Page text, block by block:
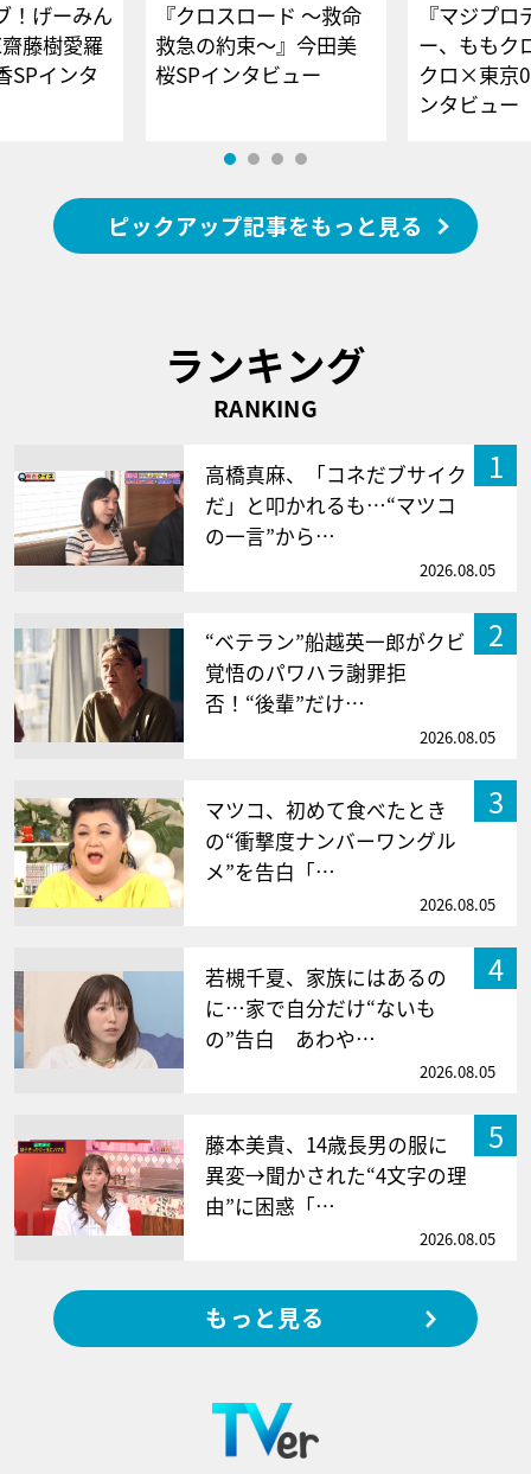
！げーみん
藤樹愛羅
SPインタ
『クロスロード ～救命
救急の約束～』今田美
桜SPインタビュー
『マジプロ
ー、ももク
クロ×東京
ンタビュー
ピックアップ記事をもっと見る
ランキング
RANKING
1
高橋真麻、「コネだブサイク
だ」と叩かれるも…“マツコ
の一言”から…
2026.08.05
2
“ベテラン”船越英一郎がクビ
覚悟のパワハラ謝罪拒
否！“後輩”だけ…
2026.08.05
3
マツコ、初めて食べたとき
の“衝撃度ナンバーワングル
メ”を告白「…
2026.08.05
4
若槻千夏、家族にはあるの
に…家で自分だけ“ないも
の”告白 あわや…
2026.08.05
5
藤本美貴、14歳長男の服に
異変→聞かされた“4文字の理
由”に困惑「…
2026.08.05
もっと見る